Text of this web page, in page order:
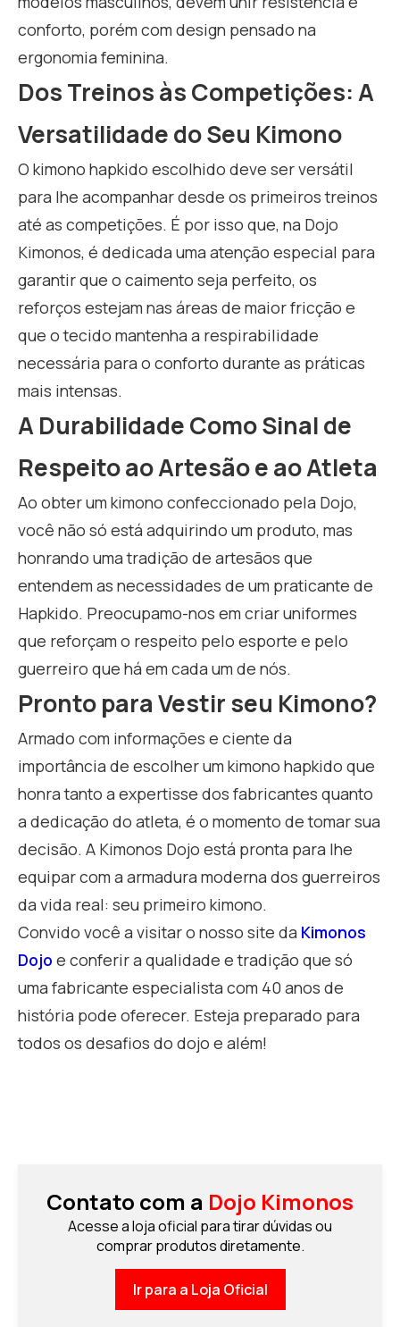
conforto, porém com design pensado na
ergonomia feminina.
Dos Treinos às Competições: A
Versatilidade do Seu Kimono
O kimono hapkido escolhido deve ser versátil
para lhe acompanhar desde os primeiros treinos
até as competições. É por isso que, na Dojo
Kimonos, é dedicada uma atenção especial para
garantir que o caimento seja perfeito, os
reforços estejam nas áreas de maior fricção e
que o tecido mantenha a respirabilidade
necessária para o conforto durante as práticas
mais intensas.
A Durabilidade Como Sinal de
Respeito ao Artesão e ao Atleta
Ao obter um kimono confeccionado pela Dojo,
você não só está adquirindo um produto, mas
honrando uma tradição de artesãos que
entendem as necessidades de um praticante de
Hapkido. Preocupamo-nos em criar uniformes
que reforçam o respeito pelo esporte e pelo
guerreiro que há em cada um de nós.
Pronto para Vestir seu Kimono?
Armado com informações e ciente da
importância de escolher um kimono hapkido que
honra tanto a expertisse dos fabricantes quanto
a dedicação do atleta, é o momento de tomar sua
decisão. A Kimonos Dojo está pronta para lhe
equipar com a armadura moderna dos guerreiros
da vida real: seu primeiro kimono.
Convido você a visitar o nosso site da Kimonos
Dojo e conferir a qualidade e tradição que só
uma fabricante especialista com 40 anos de
história pode oferecer. Esteja preparado para
todos os desafios do dojo e além!
Contato com a Dojo Kimonos
Acesse a loja oficial para tirar dúvidas ou
comprar produtos diretamente.
Ir para a Loja Oficial